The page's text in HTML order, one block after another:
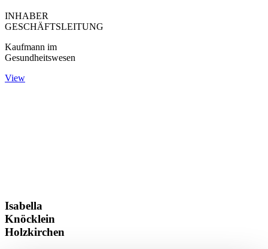
INHABER
GESCHÄFTSLEITUNG
Kaufmann im
Gesundheitswesen
View
Isabella
Knöcklein
Holzkirchen